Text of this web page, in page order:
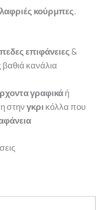
κούρμπες.
επιφάνειες &
κανάλια
γραφικάή
στηνγκρι κόλλα που